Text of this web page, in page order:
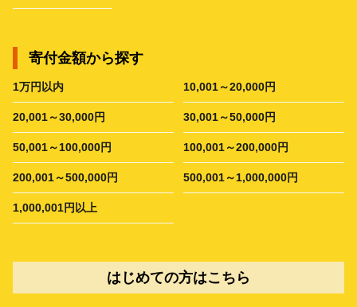
寄付金額から探す
1万円以内 10,001～20,000円
20,001～30,000円 30,001～50,000円
50,001～100,000円 100,001～200,000円
200,001～500,000円 500,001～1,000,000円
1,000,001円以上
はじめての方はこちら